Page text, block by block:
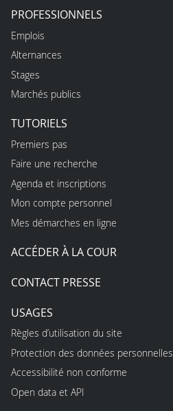
PROFESSIONNELS
Emplois
Alternances
Stages
Marchés publics
TUTORIELS
Premiers pas
Faire une recherche
Agenda et inscriptions
Mon compte personnel
Mes démarches en ligne
ACCÉDER À LA COUR
CONTACT PRESSE
USAGES
Règles d’utilisation du site
Protection des données personnelles
Accessibilité non conforme
Open data et API